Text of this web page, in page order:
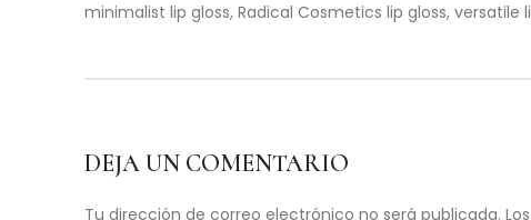
minimalist lip gloss, Radical Cosmetics lip gloss, versatile
DEJA UN COMENTARIO
Tu dirección de correo electrónico no será publicada.